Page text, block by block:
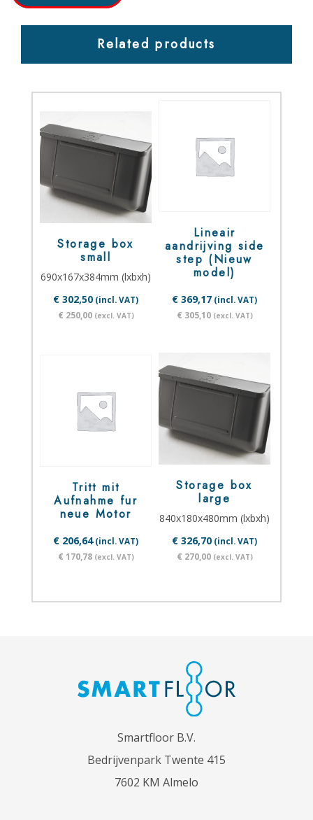
Related products
Storage box
small
690x167x384mm (lxbxh)
€ 302,50 (incl. VAT)
€ 250,00(excl. VAT)
Lineair
aandrijving side
step (Nieuw
model)
€ 369,17 (incl. VAT)
€ 305,10(excl. VAT)
Tritt mit
Aufnahme fur
neue Motor
€ 206,64(incl. VAT)
€ 170,78(excl. VAT)
Storage box
large
840x180x480mm (lxbxh)
€ 326,70 (incl. VAT)
€ 270,00(excl. VAT)
Smartfloor B.V.
Bedrijvenpark Twente 415
7602 KM Almelo